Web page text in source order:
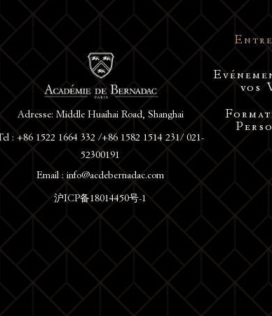
Adresse: Middle Huaihai Road, Shanghai
: +86 1522 1664 332 /+86 1582 1514 231/ 021-
52300191
Email : info@acdebernadac.com
沪ICP备18014450号-1
vos